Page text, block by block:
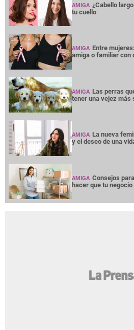
AMIGA ¿Cabello
tu cuello
AMIGA Entre
amiga o familiar con
AMIGA Las perras
tener una vejez más
AMIGA La nueva
y el deseo de una
AMIGA Consejos
hacer que tu